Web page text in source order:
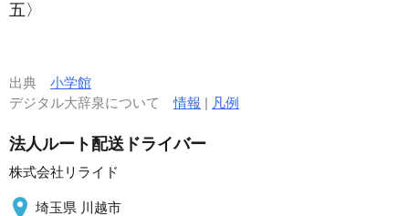
五〉
出典 小学館
デジタル大辞泉について情報 | 凡例
法人ルート配送ドライバー
株式会社リライド
埼玉県 川越市